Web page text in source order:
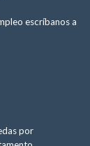
escríbanos a
por